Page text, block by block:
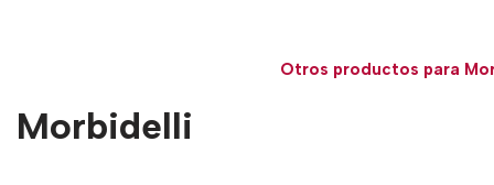
Otros productos para
Morbidelli